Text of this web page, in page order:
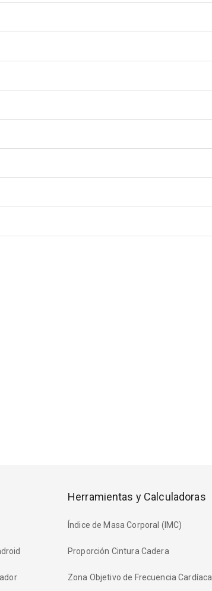
Herramientas y Calculadoras
Índice de Masa Corporal (IMC)
Proporción Cintura Cadera
Zona Objetivo de Frecuencia Cardíaca